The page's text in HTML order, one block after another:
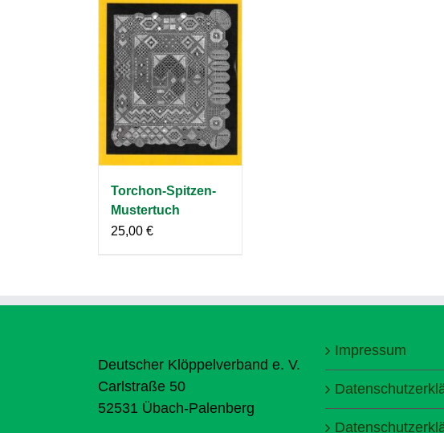
Torchon-Spitzen-
Mustertuch
25,00 €
Deutscher Klöppelverband e. V.
Carlstraße 50
52531 Übach-Palenberg
Impressum